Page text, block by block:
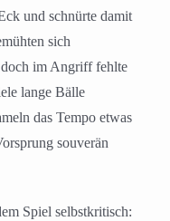
und schnürte damit
sich
im Angriff fehlte
lange Bälle
das Tempo etwas
souverän
Spiel selbstkritisch: